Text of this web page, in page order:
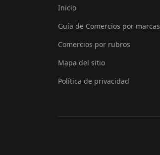
Inicio
Guía de Comercios por marcas
Comercios por rubros
Mapa del sitio
Política de privacidad